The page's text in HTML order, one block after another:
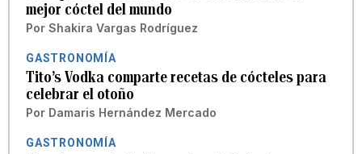
mejor cóctel del mundo
Por Shakira Vargas Rodríguez
GASTRONOMÍA
Tito’s Vodka comparte recetas de cócteles para
celebrar el otoño
Por Damaris Hernández Mercado
GASTRONOMÍA